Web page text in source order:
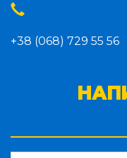
+38 (068) 729 55 56